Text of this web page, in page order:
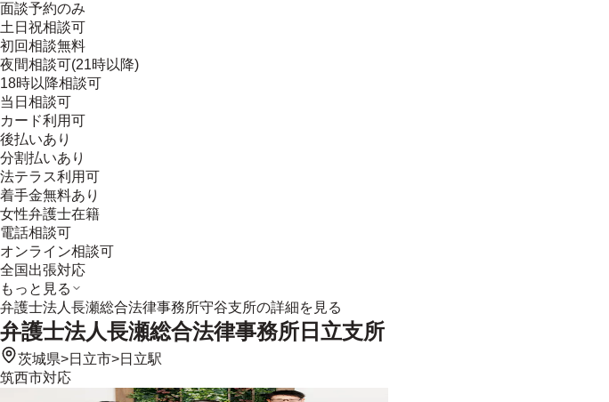
面談予約のみ
土日祝相談可
初回相談無料
夜間相談可(21時以降)
18時以降相談可
当日相談可
カード利用可
後払いあり
分割払いあり
法テラス利用可
着手金無料あり
女性弁護士在籍
電話相談可
オンライン相談可
全国出張対応
もっと見る
弁護士法人長瀬総合法律事務所守谷支所の詳細を見る
弁護士法人長瀬総合法律事務所日立支所
茨城県>日立市>日立駅
筑西市対応